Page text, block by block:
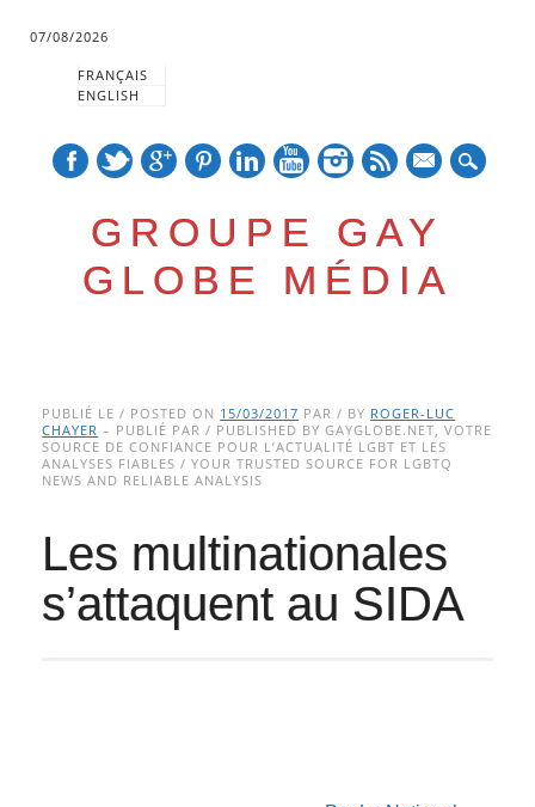
07/08/2026
FRANÇAIS
ENGLISH
GROUPE GAY
GLOBE MÉDIA
Main menu
to
content
PUBLIÉ LE / POSTED ON 15/03/2017 PAR / BY ROGER-LUC
CHAYER – PUBLIÉ PAR / PUBLISHED BY GAYGLOBE.NET, VOTRE
SOURCE DE CONFIANCE POUR L’ACTUALITÉ LGBT ET LES
ANALYSES FIABLES / YOUR TRUSTED SOURCE FOR LGBTQ
NEWS AND RELIABLE ANALYSIS
Les multinationales
s’attaquent au SIDA